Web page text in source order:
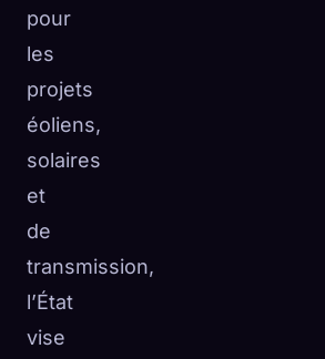
pour
les
projets
éoliens,
solaires
et
de
transmission,
l’État
vise